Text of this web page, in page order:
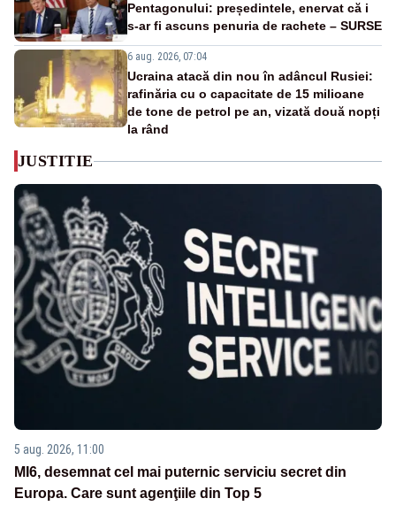
Pentagonului: președintele, enervat că i
s-ar fi ascuns penuria de rachete – SURSE
6 aug. 2026, 07:04
Ucraina atacă din nou în adâncul Rusiei:
rafinăria cu o capacitate de 15 milioane
de tone de petrol pe an, vizată două nopți
la rând
JUSTITIE
5 aug. 2026, 11:00
MI6, desemnat cel mai puternic serviciu secret din
Europa. Care sunt agenţiile din Top 5